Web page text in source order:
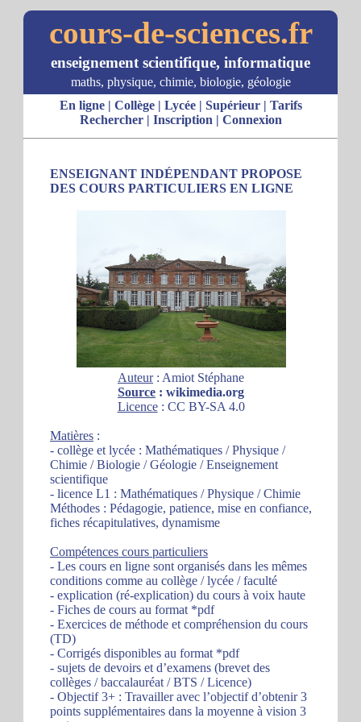
cours-de-sciences.fr
enseignement scientifique, informatique
maths, physique, chimie, biologie, géologie
En ligne| Collège| Lycée| Supérieur| Tarifs
Rechercher| Inscription | Connexion
ENSEIGNANT INDÉPENDANT PROPOSE
DES COURS PARTICULIERS EN LIGNE
Auteur: Amiot Stéphane
Source : wikimedia.org
Licence: CC BY-SA 4.0
Matières :
- collège et lycée : Mathématiques / Physique /
Chimie / Biologie / Géologie / Enseignement
scientifique
- licence L1 : Mathématiques / Physique / Chimie
Méthodes : Pédagogie, patience, mise en confiance,
fiches récapitulatives, dynamisme
Compétences cours particuliers
- Les cours en ligne sont organisés dans les mêmes
conditions comme au collège / lycée / faculté
- explication (ré-explication) du cours à voix haute
- Fiches de cours au format *pdf
- Exercices de méthode et compréhension du cours
(TD)
- Corrigés disponibles au format *pdf
- sujets de devoirs et d’examens (brevet des
collèges / baccalauréat / BTS / Licence)
- Objectif 3+ : Travailler avec l’objectif d’obtenir 3
points supplémentaires dans la moyenne à vision 3